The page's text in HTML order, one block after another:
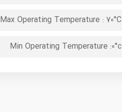
Max Operating Temperature : 70°C
Min Operating Temperature :0°c